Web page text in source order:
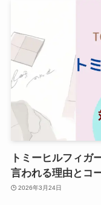
トミーヒルフィガ
言われる理由とコ
2026年3月24日